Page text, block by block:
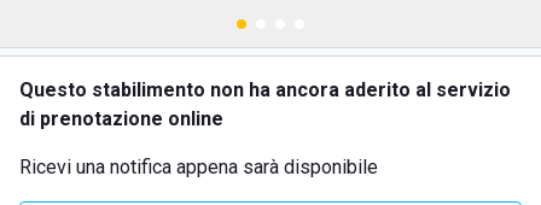
Questo stabilimento non ha ancora aderito al servizio
di prenotazione online
Ricevi una notifica appena sarà disponibile